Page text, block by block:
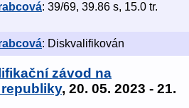
: 39/69, 39.86 s, 15.0 tr.
: Diskvalifikován
závod na
, 20. 05. 2023 - 21.